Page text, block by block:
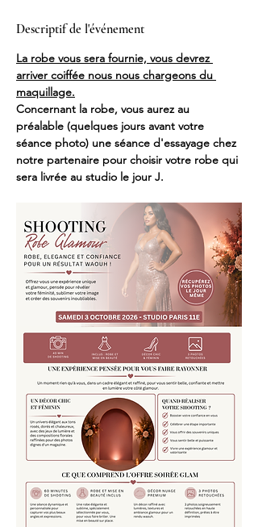
Descriptif de l'événement
La robe vous sera fournie, vous devrez
arriver coiffée nous nous chargeons du
maquillage.
Concernant la robe, vous aurez au
préalable (quelques jours avant votre
séance photo) une séance d'essayage chez
notre partenaire pour choisir votre robe qui
sera livrée au studio le jour J.